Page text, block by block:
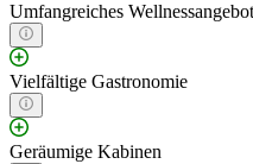
Umfangreiches Wellnessangebot
Vielfältige Gastronomie
Geräumige Kabinen